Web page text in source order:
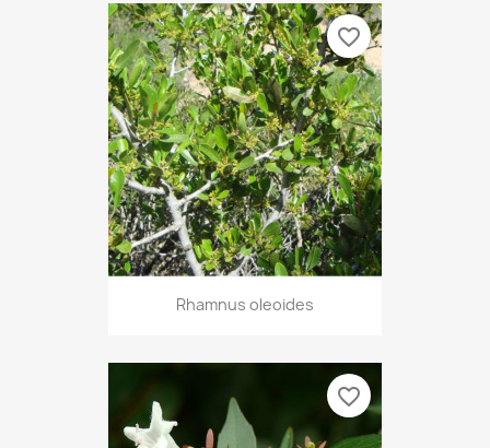
Rhamnus oleoides
favorite_border
favorite_border